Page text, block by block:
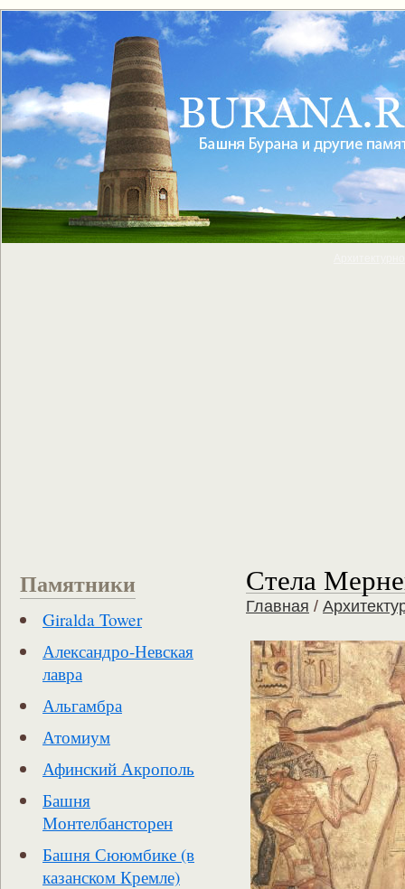
Памятники
Giralda Tower
Александро-Невская
лавра
Альгамбра
Атомиум
Афинский Акрополь
Башня
Монтелбансторен
Башня Сююмбике (в
казанском Кремле)
Стела
Главная /